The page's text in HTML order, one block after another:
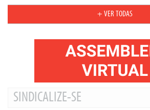
+ VER TODAS
SINDICALIZE-SE